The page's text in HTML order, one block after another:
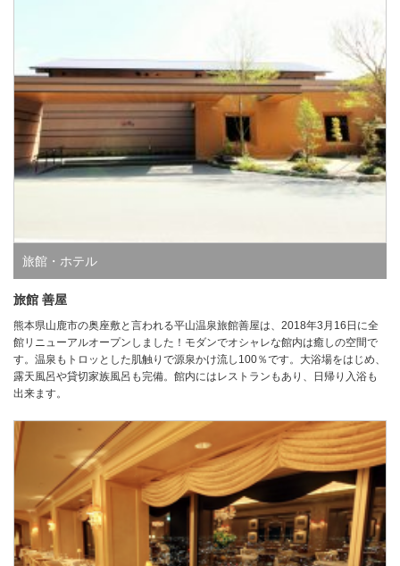
旅館・ホテル
旅館 善屋
熊本県山鹿市の奥座敷と言われる平山温泉旅館善屋は、2018年3月16日に全
館リニューアルオープンしました！モダンでオシャレな館内は癒しの空間で
す。温泉もトロッとした肌触りで源泉かけ流し100％です。大浴場をはじめ、
露天風呂や貸切家族風呂も完備。館内にはレストランもあり、日帰り入浴も
出来ます。